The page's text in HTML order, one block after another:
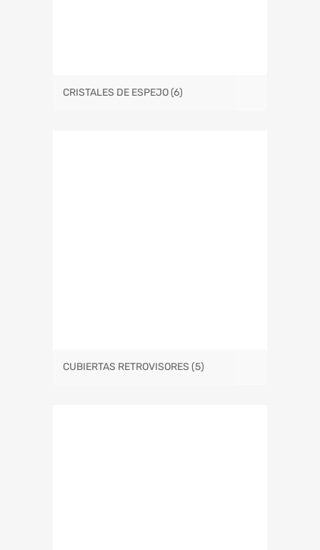
CRISTALES DE ESPEJO(6)
CUBIERTAS RETROVISORES (5)